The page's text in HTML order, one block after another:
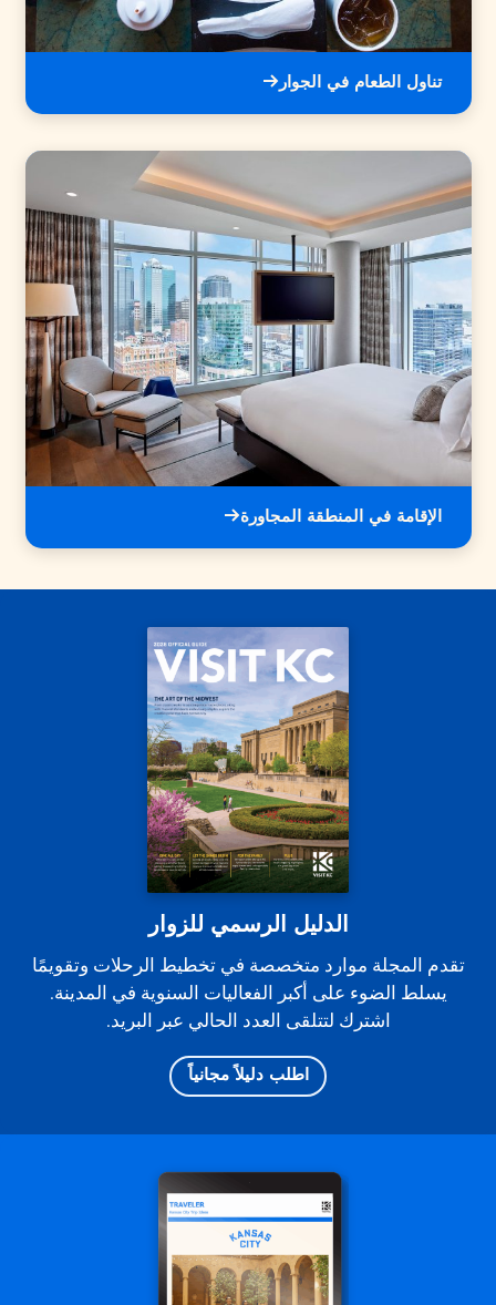
تناول الطعام في الجوار
الإقامة في المنطقة المجاورة
الدليل الرسمي للزوار
تقدم المجلة موارد متخصصة في تخطيط الرحلات وتقويمًا
يسلط الضوء على أكبر الفعاليات السنوية في المدينة.
اشترك لتتلقى العدد الحالي عبر البريد.
اطلب دليلاً مجانياً